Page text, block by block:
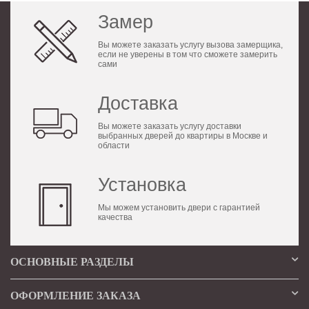
Замер
Вы можете заказать услугу вызова замерщика,
если не уверены в том что сможете замерить
сами
Доставка
Вы можете заказать услугу доставки
выбранных дверей до квартиры в Москве и
области
Установка
Мы можем установить двери с гарантией
качества
ОСНОВНЫЕ РАЗДЕЛЫ
ОФОРМЛЕНИЕ ЗАКАЗА